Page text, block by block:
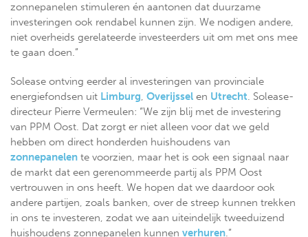
zonnepanelen stimuleren én aantonen dat duurzame
investeringen ook rendabel kunnen zijn. We nodigen andere,
niet overheids gerelateerde investeerders uit om met ons mee
te gaan doen.”
Solease ontving eerder al investeringen van provinciale
energiefondsen uit Limburg, Overijssel en Utrecht. Solease-
directeur Pierre Vermeulen: “We zijn blij met de investering
van PPM Oost. Dat zorgt er niet alleen voor dat we geld
hebben om direct honderden huishoudens van
zonnepanelen te voorzien, maar het is ook een signaal naar
de markt dat een gerenommeerde partij als PPM Oost
vertrouwen in ons heeft. We hopen dat we daardoor ook
andere partijen, zoals banken, over de streep kunnen trekken
in ons te investeren, zodat we aan uiteindelijk tweeduizend
huishoudens zonnepanelen kunnen verhuren.”